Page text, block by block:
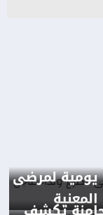
يومية لمرضى